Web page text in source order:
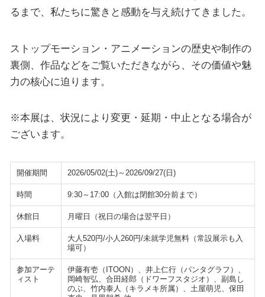
るまで、私たちに驚きと感動を与え続けてきました。
ストップモーション・アニメーションの歴史や制作の
裏側、作品などをご覧いただきながら、その価値や魅
力の核心に迫ります。
※本展は、状況により変更・延期・中止となる場合が
ございます。
開催期間 2026/05/02(土)～2026/09/27(日)
時間 9:30～17:00（入館は閉館30分前まで）
休館日 月曜日（祝日の場合は翌平日）
入場料
大人520円/小人260円/未就学児無料（常設展示も入
場可）
参加アーテ
ィスト
伊藤有壱（ITOON）、井上仁行（パンタグラフ）、
岡崎智弘、合田経郎（ドワーフスタジオ）、副島し
のぶ、竹内泰人（キラメキ所属）、土屋萌児、保田